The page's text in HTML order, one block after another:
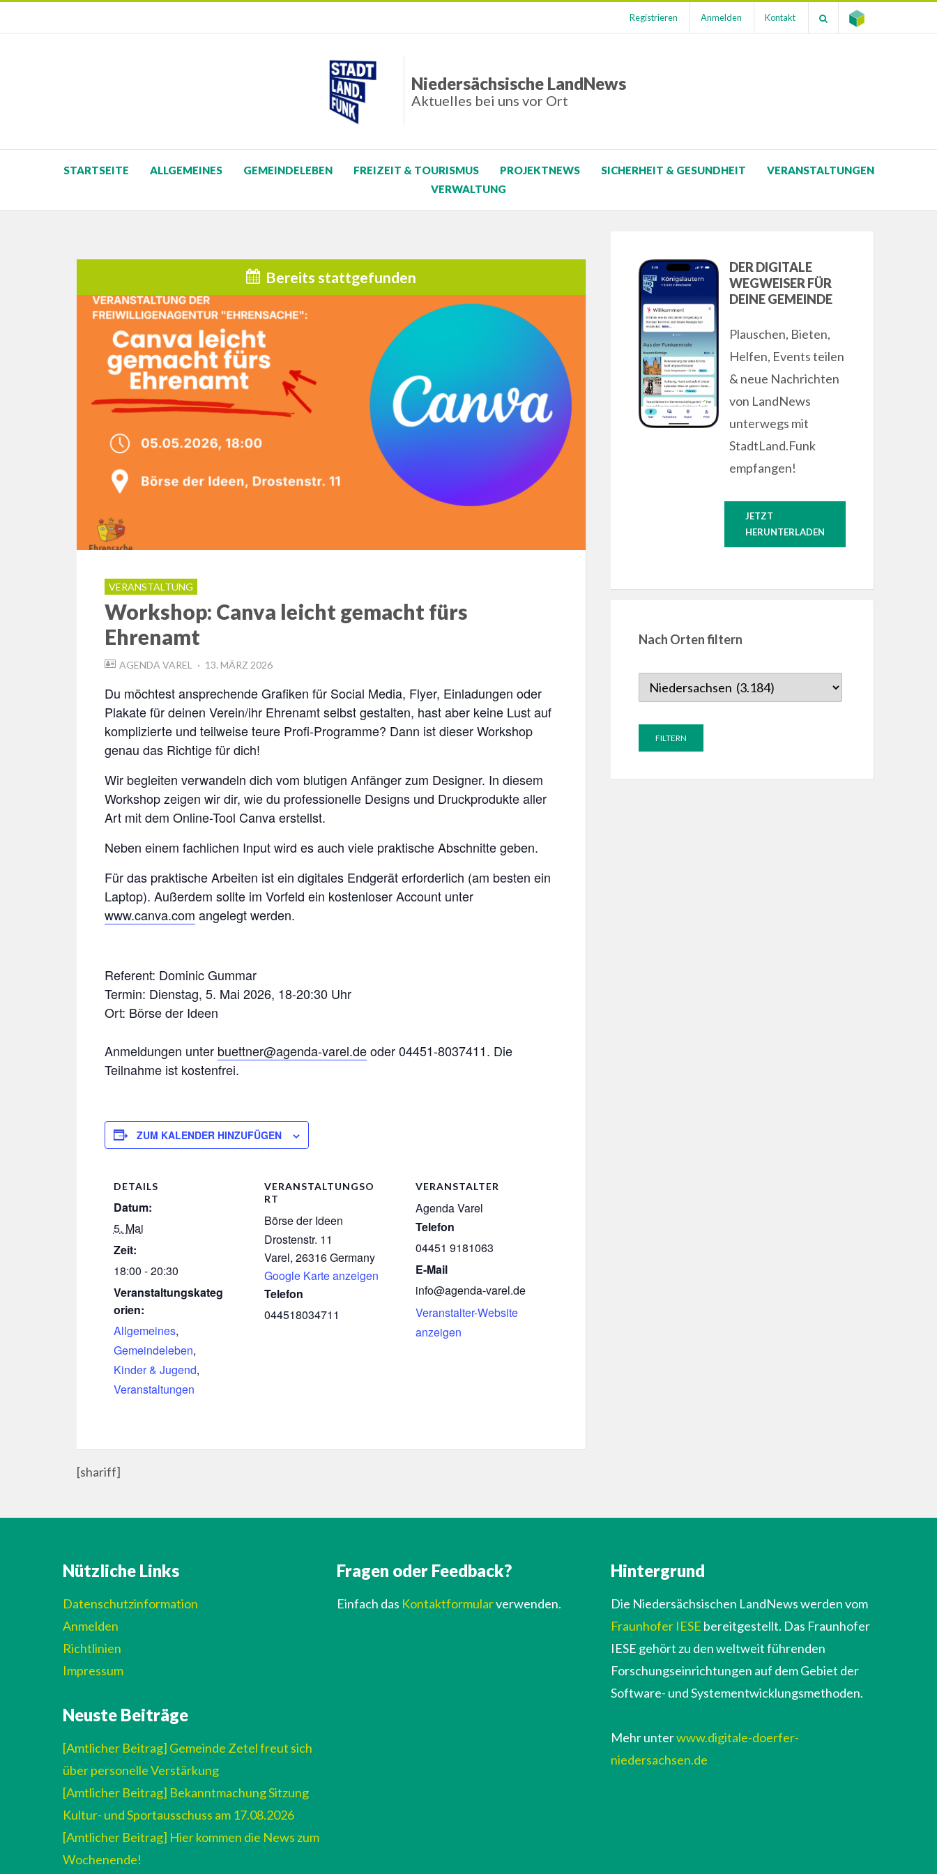
Registrieren Anmelden Kontakt
Niedersächsische LandNews
Aktuelles bei uns vor Ort
STARTSEITE ALLGEMEINES GEMEINDELEBEN FREIZEIT & TOURISMUS PROJEKTNEWS SICHERHEIT & GESUNDHEIT
VERANSTALTUNGEN
VERWALTUNG
Bereits stattgefunden
VERANSTALTUNG
Workshop: Canva leicht gemacht fürs
Ehrenamt
AGENDA VAREL
POSTED
13. MÄRZ 2026
Du möchtest ansprechende Grafiken für Social Media, Flyer, Einladungen oder
Plakate für deinen Verein/ihr Ehrenamt selbst gestalten, hast aber keine Lust auf
komplizierte und teilweise teure Profi-Programme? Dann ist dieser Workshop
genau das Richtige für dich!
Wir begleiten verwandeln dich vom blutigen Anfänger zum Designer. In diesem
Workshop zeigen wir dir, wie du professionelle Designs und Druckprodukte aller
Art mit dem Online-Tool Canva erstellst.
Neben einem fachlichen Input wird es auch viele praktische Abschnitte geben.
Für das praktische Arbeiten ist ein digitales Endgerät erforderlich (am besten ein
Laptop). Außerdem sollte im Vorfeld ein kostenloser Account unter
www.canva.com angelegt werden.
Referent: Dominic Gummar
Termin: Dienstag, 5. Mai 2026, 18-20:30 Uhr
Ort: Börse der Ideen
Anmeldungen unter buettner@agenda-varel.deoder 04451-8037411. Die
Teilnahme ist kostenfrei.
ZUM KALENDER HINZUFÜGEN
DETAILS
Datum:
5. Mai
Zeit:
18:00 - 20:30
Veranstaltungskateg
orien:
Allgemeines,
Gemeindeleben,
Kinder & Jugend,
Veranstaltungen
VERANSTALTUNGSO
RT
Börse der Ideen
Drostenstr. 11
Varel, 26316Germany
Google Karte anzeigen
Telefon
044518034711
VERANSTALTER
Agenda Varel
Telefon
04451 9181063
E-Mail
info@agenda-varel.de
Veranstalter-Website
anzeigen
[shariff]
DER DIGITALE
WEGWEISER FÜR
DEINE GEMEINDE
Plauschen, Bieten,
Helfen, Events teilen
& neue Nachrichten
von LandNews
unterwegs mit
StadtLand.Funk
empfangen!
JETZT
HERUNTERLADEN
Nach Orten filtern
Nützliche Links
Datenschutzinformation
Anmelden
Richtlinien
Impressum
Neuste Beiträge
[Amtlicher Beitrag] Gemeinde Zetel freut sich
über personelle Verstärkung
[Amtlicher Beitrag] Bekanntmachung Sitzung
Kultur- und Sportausschuss am 17.08.2026
[Amtlicher Beitrag] Hier kommen die News zum
Wochenende!
Fragen oder Feedback?
Einfach das Kontaktformularverwenden.
Hintergrund
Die Niedersächsischen LandNews werden vom
Fraunhofer IESE bereitgestellt. Das Fraunhofer
IESE gehört zu den weltweit führenden
Forschungseinrichtungen auf dem Gebiet der
Software- und Systementwicklungsmethoden.
Mehr unterwww.digitale-doerfer-
niedersachsen.de